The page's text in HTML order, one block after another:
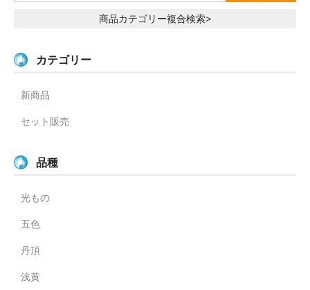
商品カテゴリー複合検索>
カテゴリー
新商品
セット販売
品種
光もの
五色
丹頂
浅黄